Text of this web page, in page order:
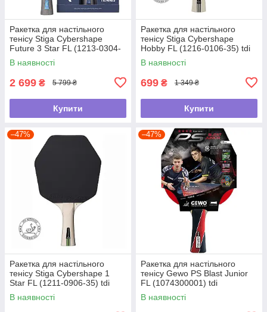
Ракетка для настільного
тенісу Stiga Cybershape
Future 3 Star FL (1213-0304-
35) tdi
В наявності
2 699 ₴ 5 799 ₴
Купити
Ракетка для настільного
тенісу Stiga Cybershape
Hobby FL (1216-0106-35) tdi
В наявності
699 ₴ 1 349 ₴
Купити
–47%
Ракетка для настільного
тенісу Stiga Cybershape 1
Star FL (1211-0906-35) tdi
В наявності
–47%
Ракетка для настільного
тенісу Gewo PS Blast Junior
FL (1074300001) tdi
В наявності